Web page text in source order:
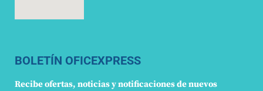
BOLETÍN OFICEXPRESS
Recibe ofertas, noticias y notificaciones de nuevos